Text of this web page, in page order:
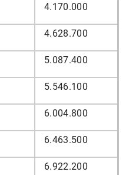
4.170.000
4.628.700
5.087.400
5.546.100
6.004.800
6.463.500
6.922.200